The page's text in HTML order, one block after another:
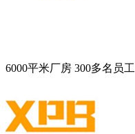
6000平米厂房 300多名员工